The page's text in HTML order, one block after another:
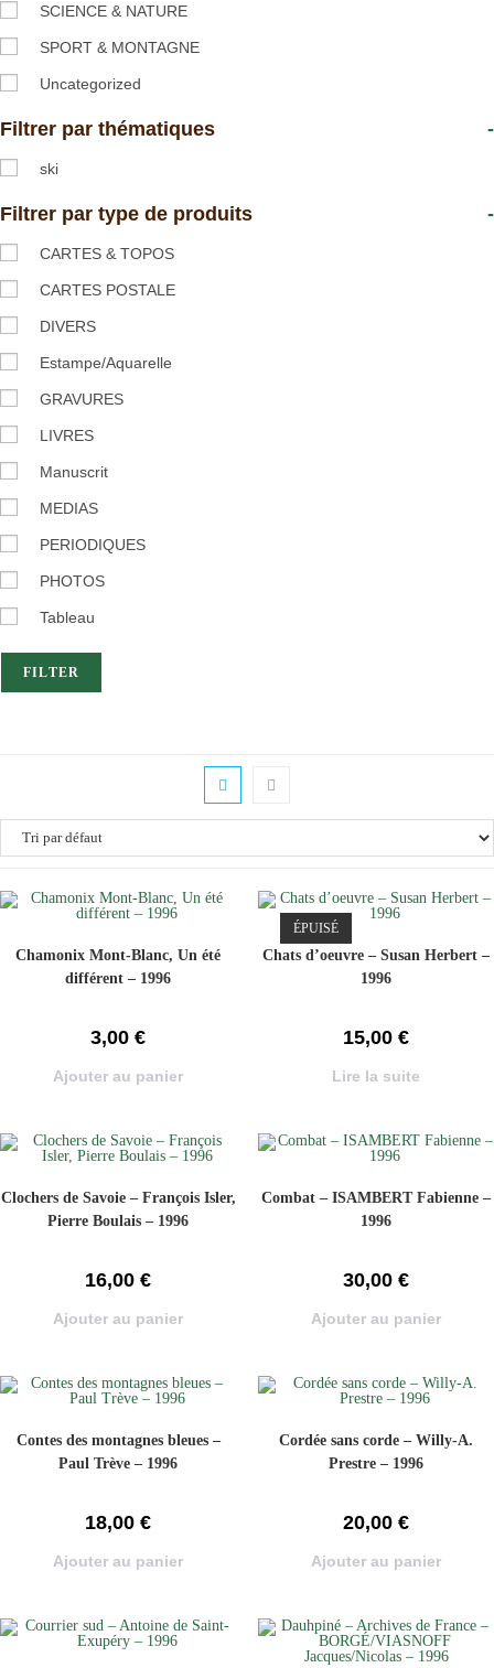
SCIENCE & NATURE
SPORT & MONTAGNE
Uncategorized
Filtrer par thématiques -
ski
Filtrer par type de produits -
CARTES & TOPOS
CARTES POSTALE
DIVERS
Estampe/Aquarelle
GRAVURES
LIVRES
Manuscrit
MEDIAS
PERIODIQUES
PHOTOS
Tableau
FILTER
Chamonix Mont-Blanc, Un été
différent – 1996
3,00 €
Ajouter au panier
ÉPUISÉ
Chats d’oeuvre – Susan Herbert –
1996
15,00 €
Lire la suite
Clochers de Savoie – François Isler,
Pierre Boulais – 1996
16,00 €
Ajouter au panier
Combat – ISAMBERT Fabienne –
1996
30,00 €
Ajouter au panier
Contes des montagnes bleues –
Paul Trève – 1996
18,00 €
Ajouter au panier
Cordée sans corde – Willy-A.
Prestre – 1996
20,00 €
Ajouter au panier